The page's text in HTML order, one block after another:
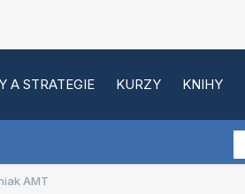
A STRATEGIE KURZY KNIHY
AMT